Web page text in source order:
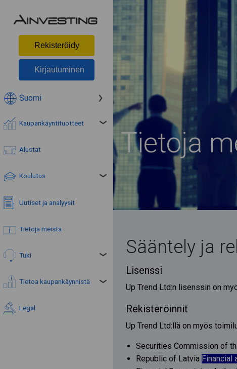
Rekisteröidy
Kirjautuminen
Suomi
Kaupankäyntituotteet
Alustat
Koulutus
Uutiset ja analyysit
Tietoja meistä
Tuki
Tietoa kaupankäynnistä
Legal
Tietoja
Sääntely ja
Lisenssi
Up Trend Ltd:n lisenssin on
Rekisteröinnit
Up Trend Ltd:llä on myös
Securities Commission of
Republic of Latvia Financial